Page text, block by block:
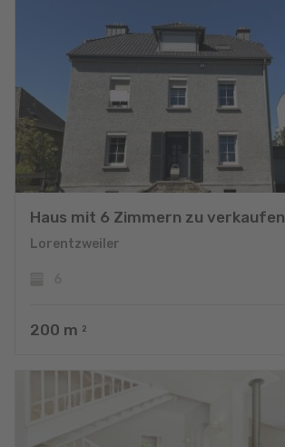
Haus mit 6 Zimmern zu verkaufen
Lorentzweiler
200 m 2